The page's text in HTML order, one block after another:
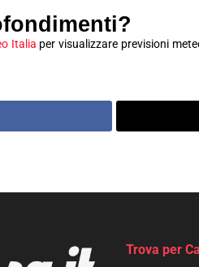
Italia per visualizzare previsioni
Trova per